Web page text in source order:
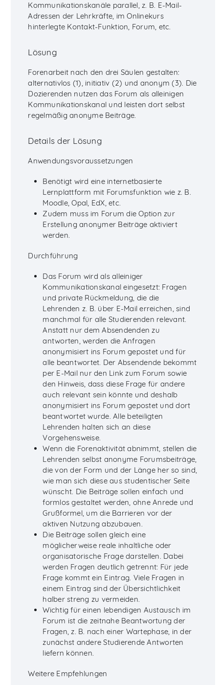
Kommunikationskanäle parallel, z. B. E-Mail-
Adressen der Lehrkräfte, im Onlinekurs
hinterlegte Kontakt-Funktion, Forum, etc.
Lösung
Forenarbeit nach den drei Säulen gestalten:
alternativlos (1), initiativ (2) und anonym (3). Die
Dozierenden nutzen das Forum als alleinigen
Kommunikationskanal und leisten dort selbst
regelmäßig anonyme Beiträge.
Details der Lösung
Anwendungsvoraussetzungen
Benötigt wird eine internetbasierte
Lernplattform mit Forumsfunktion wie z. B.
Moodle, Opal, EdX, etc.
Zudem muss im Forum die Option zur
Erstellung anonymer Beiträge aktiviert
werden.
Durchführung
Das Forum wird als alleiniger
Kommunikationskanal eingesetzt: Fragen
und private Rückmeldung, die die
Lehrenden z. B. über E-Mail erreichen, sind
manchmal für alle Studierenden relevant.
Anstatt nur dem Absendenden zu
antworten, werden die Anfragen
anonymisiert ins Forum gepostet und für
alle beantwortet. Der Absendende bekommt
per E-Mail nur den Link zum Forum sowie
den Hinweis, dass diese Frage für andere
auch relevant sein könnte und deshalb
anonymisiert ins Forum gepostet und dort
beantwortet wurde. Alle beteiligten
Lehrenden halten sich an diese
Vorgehensweise.
Wenn die Forenaktivität abnimmt, stellen die
Lehrenden selbst anonyme Forumsbeiträge,
die von der Form und der Länge her so sind,
wie man sich diese aus studentischer Seite
wünscht. Die Beiträge sollen einfach und
formlos gestaltet werden, ohne Anrede und
Grußformel, um die Barrieren vor der
aktiven Nutzung abzubauen.
Die Beiträge sollen gleich eine
möglicherweise reale inhaltliche oder
organisatorische Frage darstellen. Dabei
werden Fragen deutlich getrennt: Für jede
Frage kommt ein Eintrag. Viele Fragen in
einem Eintrag sind der Übersichtlichkeit
halber streng zu vermeiden.
Wichtig für einen lebendigen Austausch im
Forum ist die zeitnahe Beantwortung der
Fragen, z. B. nach einer Wartephase, in der
zunächst andere Studierende Antworten
liefern können.
Weitere Empfehlungen